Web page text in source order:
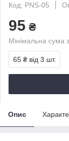
Код: PNS-05
95 ₴
Мінімальна сума
65 ₴ від 3 шт.
Опис